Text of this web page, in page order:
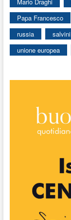
Papa Francesco
russia
salvini
unione europea